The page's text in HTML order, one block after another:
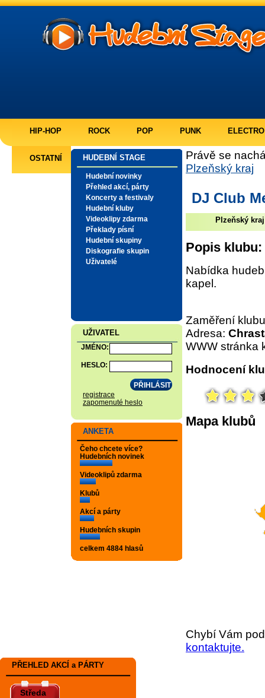
HIP-HOP ROCK POP PUNK ELECTRO
OSTATNÍ HUDEBNÍ STAGE
Hudební novinky
Přehled akcí, párty
Koncerty a festivaly
Hudební kluby
Videoklipy zdarma
Překlady písní
Hudební skupiny
Diskografie skupin
Uživatelé
UŽIVATEL
JMÉNO:
HESLO:
registrace
zapomenuté heslo
ANKETA
Čeho chcete více?
Hudebních novinek
Videoklipů zdarma
Klubů
Akcí a párty
Hudebních skupin
celkem 4884 hlasů
Právě se
Plzeňský kraj
DJ Club
Plzeňský kraj
Popis klubu:
Nabídka
kapel.
Zaměření
Adresa:
WWW stránka
Hodnocení
Mapa klubů
Chybí Vám
kontaktujte.
PŘEHLED AKCÍ a PÁRTY
Středa